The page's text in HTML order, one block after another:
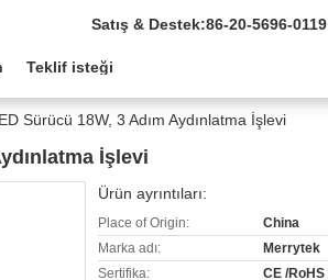
Satış & Destek:86-20-5696-0119
Teklif isteği
Sürücü 18W, 3 Adım Aydınlatma İşlevi
İşlevi
Ürün ayrıntıları:
Place of Origin:
China
Marka adı:
Merrytek
Sertifika:
CE /RoHS